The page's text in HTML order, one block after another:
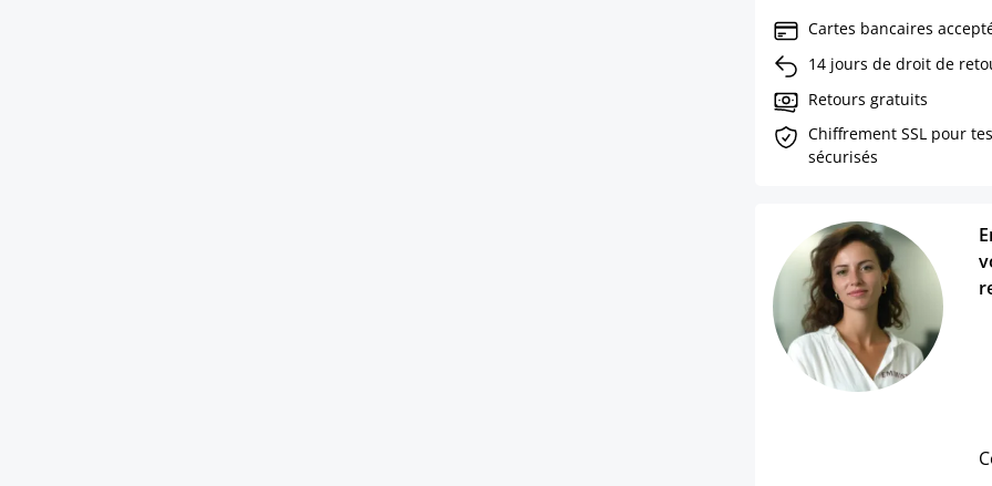
Cartes bancaires
14 jours de droit de
Retours gratuits
Chiffrement SSL pour
sécurisés